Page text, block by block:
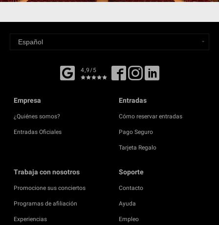
4,9/5
Empresa
¿Quiénes somos?
Entradas Oficiales
Entradas
Cómo reservar entradas
Pago Seguro
Tarjeta Regalo
Trabaja con nosotros
Promocione sus conciertos
Programas de afiliación
Experiencias
Soporte
Contacto
Ayuda
Empleo